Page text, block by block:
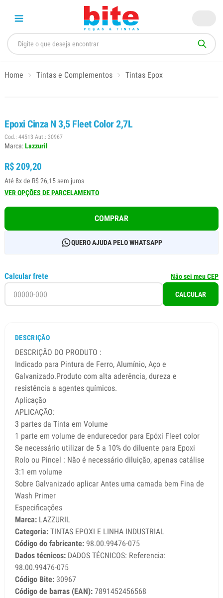
Home Tintas e Complementos Tintas Epox
Epoxi Cinza N 3,5 Fleet Color 2,7L
Cod.: 44513 Aut.: 30967
Marca:Lazzuril
R$ 209,20
Até 8x de R$ 26,15 sem juros
VER OPÇÕES DE PARCELAMENTO
COMPRAR
QUERO AJUDA PELO WHATSAPP
Calcular frete Não sei meu CEP
CALCULAR
DESCRIÇÃO
DESCRIÇÃO DO PRODUTO :
Indicado para Pintura de Ferro, Alumínio, Aço e
Galvanizado.Produto com alta aderência, dureza e
resistência a agentes químicos.
Aplicação
APLICAÇÃO:
3 partes da Tinta em Volume
1 parte em volume de endurecedor para Epóxi Fleet color
Se necessário utilizar de 5 a 10% do diluente para Epoxi
Rolo ou Pincel : Não é necessário diluição, apenas catálise
3:1 em volume
Sobre Galvanizado aplicar Antes uma camada bem Fina de
Wash Primer
Especificações
Marca: LAZZURIL
Categoria: TINTAS EPOXI E LINHA INDUSTRIAL
Código do fabricante: 98.00.99476-075
Dados técnicos: DADOS TÉCNICOS: Referencia:
98.00.99476-075
Código Bite: 30967
Código de barras (EAN): 7891452456568